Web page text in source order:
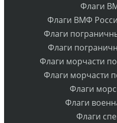
Флаги
Флаги ВМФ
Флаги
Флаги
Флаги морчасти
Флаги морчасти
Флаги
Флаги
Флаги